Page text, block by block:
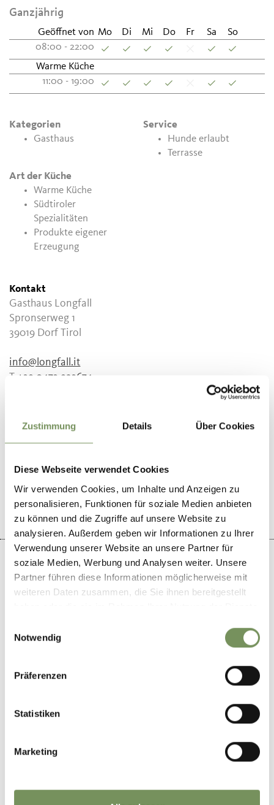
Zustimmung Details Über Cookies
Diese Webseite verwendet Cookies
Wir verwenden Cookies, um Inhalte und Anzeigen zu
personalisieren, Funktionen für soziale Medien anbieten
zu können und die Zugriffe auf unsere Website zu
analysieren. Außerdem geben wir Informationen zu Ihrer
Verwendung unserer Website an unsere Partner für
soziale Medien, Werbung und Analysen weiter. Unsere
Partner führen diese Informationen möglicherweise mit
weiteren Daten zusammen, die Sie ihnen bereitgestellt
Notwendig
Präferenzen
Statistiken
Marketing
Ganzjährig
Geöffnet von Mo Di Mi Do Fr Sa
So
08:00 - 22:00
Warme Küche
11:00 - 19:00
Kategorien
Gasthaus
Service
Hunde erlaubt
Terrasse
Art der Küche
Warme Küche
Südtiroler
Spezialitäten
Produkte eigener
Erzeugung
Kontakt
Gasthaus Longfall
Spronserweg 1
39019 Dorf Tirol
info@longfall.it
T +39 0473 923674